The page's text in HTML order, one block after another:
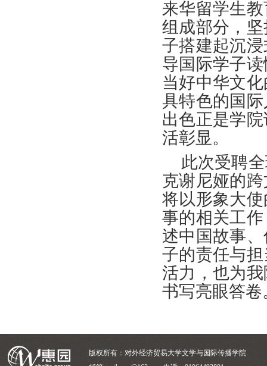
来华留学生
组成部分，
子搭建起沉
导国际学子
当好中华文
具特色的国
出色正是学
活彰显。
此次受聘
克谢尼娅的
将以形象大
事的相关工
述中国故事
子的责任与
活力，也为
书写亮眼答
版权所有：对外经济贸易大学文学与国际传播学院